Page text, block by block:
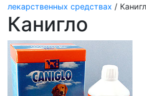
лекарственных средствах /
Канигло